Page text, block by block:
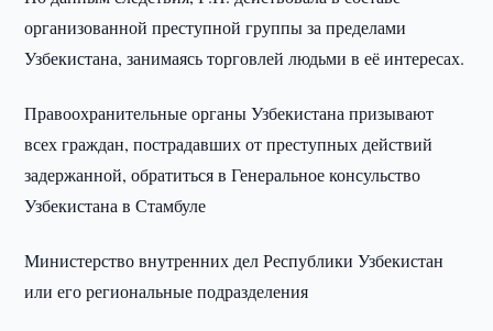
организованной преступной группы за пределами
Узбекистана, занимаясь торговлей людьми в её интересах.
Правоохранительные органы Узбекистана призывают
всех граждан, пострадавших от преступных действий
задержанной, обратиться в Генеральное консульство
Узбекистана в Стамбуле
Министерство внутренних дел Республики Узбекистан
или его региональные подразделения